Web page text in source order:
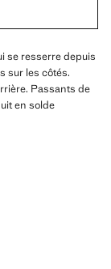
se resserre depuis
sur les côtés.
Passants de
en solde